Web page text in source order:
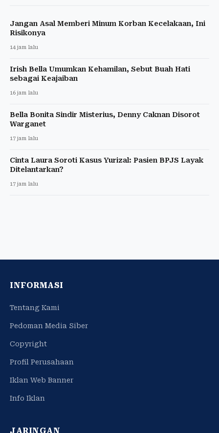
Jangan Asal Memberi Minum Korban Kecelakaan, Ini
Risikonya
14 jam lalu
Irish Bella Umumkan Kehamilan, Sebut Buah Hati
sebagai Keajaiban
16 jam lalu
Bella Bonita Sindir Misterius, Denny Caknan Disorot
Warganet
17 jam lalu
Cinta Laura Soroti Kasus Yurizal: Pasien BPJS Layak
Ditelantarkan?
17 jam lalu
INFORMASI
Tentang Kami
Pedoman Media Siber
Copyright
Profil Perusahaan
Iklan Web Banner
Info Iklan
JARINGAN